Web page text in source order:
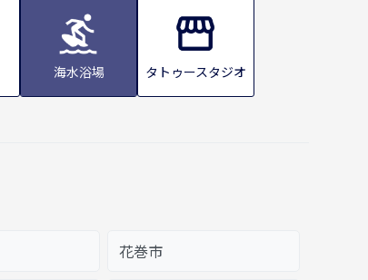
海水浴場 タトゥースタジオ
花巻市